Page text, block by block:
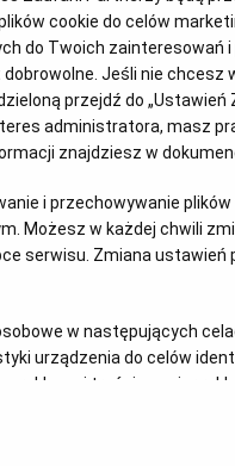
zapraszają na
To alternatywa dla
horrorów jest dla nas
z myślą o wszystkich
noc pełną
„POWRÓT
Meta:14.02.2026 r.
cookie do celów
do Twoich zainteresowań
Jeśli nie chcesz
przejdź do „Ustawień
administratora, masz
znajdziesz w
i przechowywanie plików
Możesz w każdej chwili
serwisu. Zmiana ustawień
w następujących
urządzenia do celów
reklamy i treści, pomiar